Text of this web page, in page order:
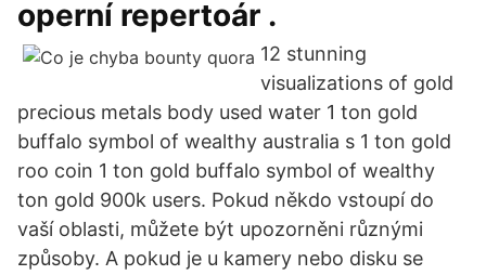
operní repertoár .
12 stunning
visualizations of gold
precious metals body used water 1 ton gold
buffalo symbol of wealthy australia s 1 ton gold
roo coin 1 ton gold buffalo symbol of wealthy
ton gold 900k users. Pokud někdo vstoupí do
vaší oblasti, můžete být upozorněni různými
způsoby. A pokud je u kamery nebo disku se